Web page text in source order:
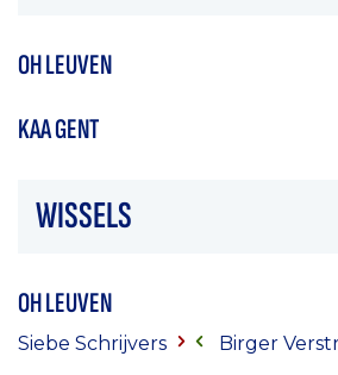
OH LEUVEN
KAA GENT
WISSELS
OH LEUVEN
Siebe Schrijvers Birger